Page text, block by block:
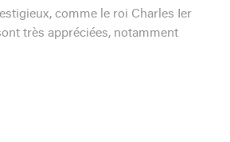
comme le roi Charles Ier
très appréciées, notamment